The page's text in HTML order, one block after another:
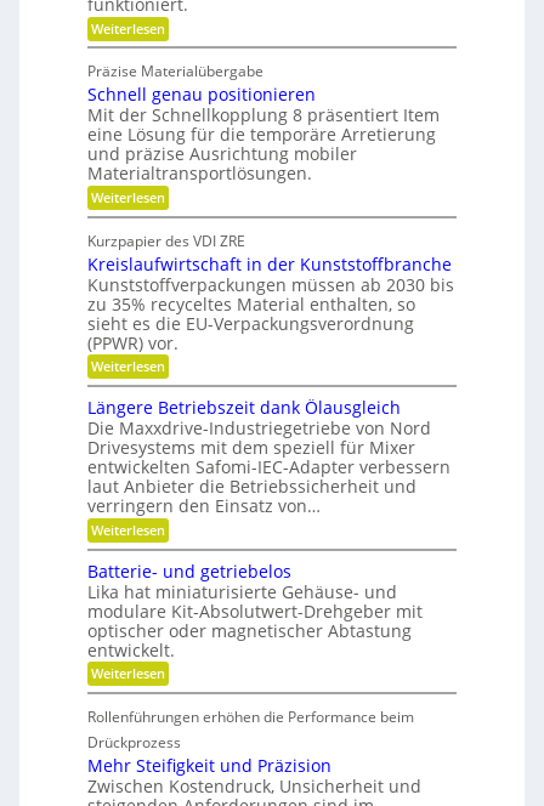
r
g
l
e
i
c
h
m
e
i
d
e
n
ta
l
e
d
e
r
B
a
u
t
e
i
l
b
e
s
c
h
a
f
f
u
n
g
e
r
k
e
n
n
e
n
Weiterlesen:
W
r
t
u
n
g
s
f
r
e
e
s
H
y
b
r
i
d
-
K
u
g
e
l
l
a
g
e
r
Präzise Materialübergabe
Schnell genau positionieren
Mit der Schnellkopplung 8 präsentiert Item
eine Lösung für die temporäre Arretierung
und präzise Ausrichtung mobiler
Materialtransportlösungen.
Weiterlesen:
S
h
n
e
l
l
g
e
n
a
u
p
o
s
i
t
i
o
n
i
e
r
e
n
Kurzpapier des VDI ZRE
Kreislaufwirtschaft in der Kunststoffbranche
Kunststoffverpackungen müssen ab 2030 bis
zu 35% recyceltes Material enthalten, so
sieht es die EU-Verpackungsverordnung
(PPWR) vor.
Weiterlesen:
K
r
e
i
s
l
a
u
f
w
i
r
t
s
c
h
a
f
t
n
d
e
r
K
Längere Betriebszeit dank Ölausgleich
Die Maxxdrive-Industriegetriebe von Nord
Drivesystems mit dem speziell für Mixer
entwickelten Safomi-IEC-Adapter verbessern
laut Anbieter die Betriebssicherheit und
verringern den Einsatz von…
Weiterlesen:
L
n
g
e
r
e
B
e
t
r
e
b
s
z
Batterie- und getriebelos
Lika hat miniaturisierte Gehäuse- und
modulare Kit-Absolutwert-Drehgeber mit
optischer oder magnetischer Abtastung
entwickelt.
Weiterlesen:
B
t
t
e
r
Rollenführungen erhöhen die Performance beim
Drückprozess
Mehr Steifigkeit und Präzision
Zwischen Kostendruck, Unsicherheit und